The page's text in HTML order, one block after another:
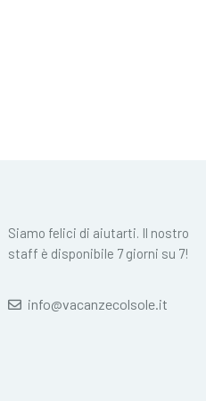
Siamo felici di aiutarti. Il nostro
staff è disponibile 7 giorni su 7!
info@vacanzecolsole.it